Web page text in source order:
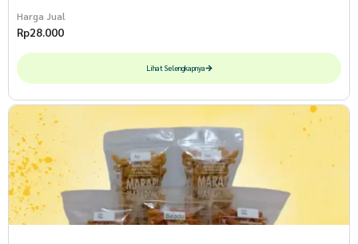
Harga Jual
Rp28.000
Lihat Selengkapnya